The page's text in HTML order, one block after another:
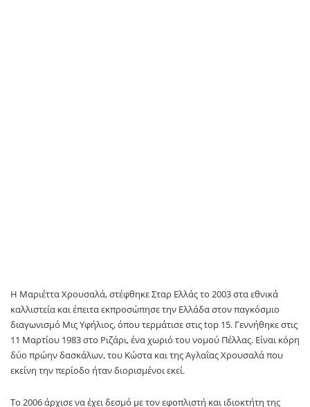
Η Μαριέττα Χρουσαλά, στέφθηκε Σταρ Ελλάς το 2003 στα εθνικά
καλλιστεία και έπειτα εκπροσώπησε την Ελλάδα στον παγκόσμιο
διαγωνισμό Μις Υφήλιος, όπου τερμάτισε στις top 15. Γεννήθηκε στις
11 Μαρτίου 1983 στο Ριζάρι, ένα χωριό του νομού Πέλλας. Είναι κόρη
δύο πρώην δασκάλων, του Κώστα και της Αγλαΐας Χρουσαλά που
εκείνη την περίοδο ήταν διορισμένοι εκεί.
Το 2006 άρχισε να έχει δεσμό με τον εφοπλιστή και ιδιοκτήτη της